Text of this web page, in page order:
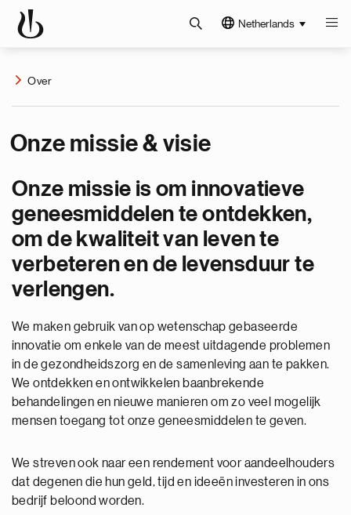
Netherlands
Over
Onze missie & visie
Onze missie is om innovatieve
geneesmiddelen te ontdekken,
om de kwaliteit van leven te
verbeteren en de levensduur te
verlengen.
We maken gebruik van op wetenschap gebaseerde
innovatie om enkele van de meest uitdagende problemen
in de gezondheidszorg en de samenleving aan te pakken.
We ontdekken en ontwikkelen baanbrekende
behandelingen en nieuwe manieren om zo veel mogelijk
mensen toegang tot onze geneesmiddelen te geven.
We streven ook naar een rendement voor aandeelhouders
dat degenen die hun geld, tijd en ideeën investeren in ons
bedrijf beloond worden.